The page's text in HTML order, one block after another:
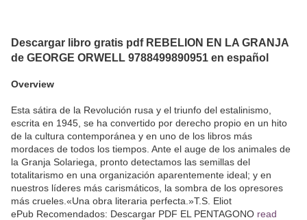
Descargar libro gratis pdf REBELION EN LA GRANJA
de GEORGE ORWELL 9788499890951 en español
Overview
Esta sátira de la Revolución rusa y el triunfo del estalinismo,
escrita en 1945, se ha convertido por derecho propio en un hito
de la cultura contemporánea y en uno de los libros más
mordaces de todos los tiempos. Ante el auge de los animales de
la Granja Solariega, pronto detectamos las semillas del
totalitarismo en una organización aparentemente ideal; y en
nuestros líderes más carismáticos, la sombra de los opresores
más crueles.«Una obra literaria perfecta.»T.S. Eliot
ePub Recomendados: Descargar PDF EL PENTAGONO read